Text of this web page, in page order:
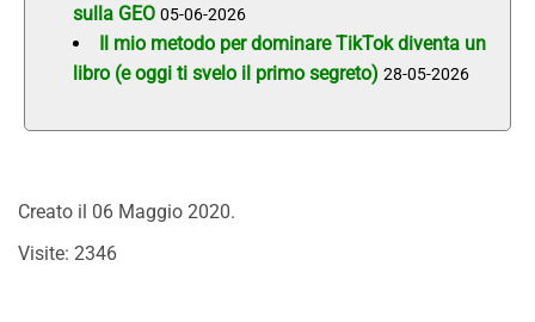
sulla GEO 05-06-2026
Il mio metodo per dominare TikTok diventa un
libro (e oggi ti svelo il primo segreto) 28-05-2026
Creato il 06 Maggio 2020.
Visite: 2346